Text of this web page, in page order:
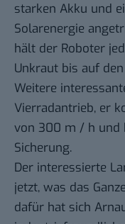
starken Akku und
Solarenergie
hält der Roboter
Unkraut bis auf
Weitere
Vierradantrieb, er
von 300 m / h und
Sicherung.
Der interessierte
jetzt, was das
dafür hat sich